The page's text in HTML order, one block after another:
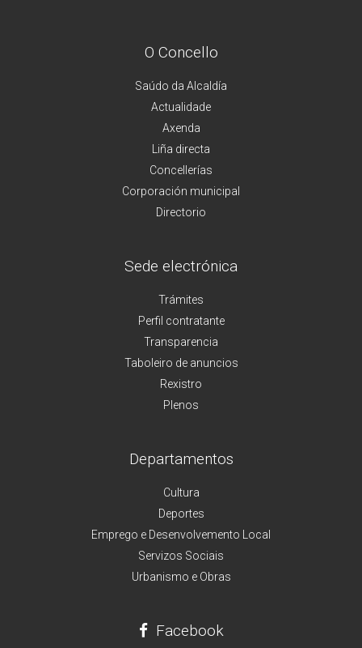
O Concello
Saúdo da Alcaldía
Actualidade
Axenda
Liña directa
Concellerías
Corporación municipal
Directorio
Sede electrónica
Trámites
Perfil contratante
Transparencia
Taboleiro de anuncios
Rexistro
Plenos
Departamentos
Cultura
Deportes
Emprego e Desenvolvemento Local
Servizos Sociais
Urbanismo e Obras
Facebook